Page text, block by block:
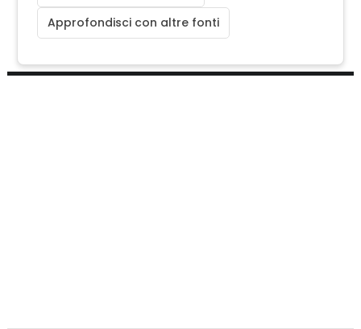
Approfondisci con altre fonti